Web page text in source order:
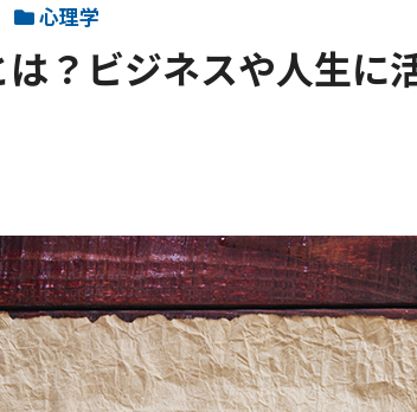
心理学
？ビジネスや人生に